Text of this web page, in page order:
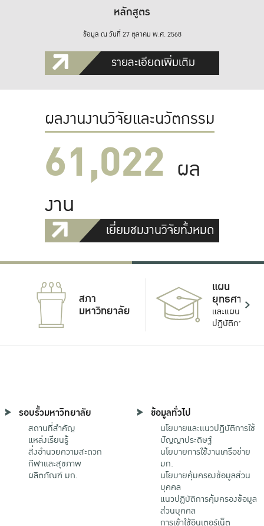
หลักสูตร
ข้อมูล ณ วันที่ 27 ตุลาคม พ.ศ. 2568
รายละเอียดเพิ่มเติม
ผลงานงานวิจัยและนวัตกรรม
61,022 ผล
งาน
เยี่ยมชมงานวิจัยทั้งหมด
สภา
มหาวิทยาลัย
แผน
ยุทธศาสตร์
และแผน
ปฏิบัติการ
รอบรั้วมหาวิทยาลัย
สถานที่สำคัญ
แหล่งเรียนรู้
สิ่งอำนวยความสะดวก
กีฬาและสุขภาพ
ผลิตภัณฑ์ มก.
ข้อมูลทั่วไป
นโยบายและแนวปฏิบัติการใช้
ปัญญาประดิษฐ์
นโยบายการใช้งานเครือข่าย
มก.
นโยบายคุ้มครองข้อมูลส่วน
บุคคล
แนวปฏิบัติการคุ้มครองข้อมูล
ส่วนบุคคล
การเข้าใช้อินเตอร์เน็ต